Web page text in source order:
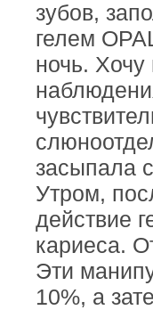
зубов,
гелем
ночь. Хочу
засыпала
Утром,
действие
кариеса.
Эти
10%, а